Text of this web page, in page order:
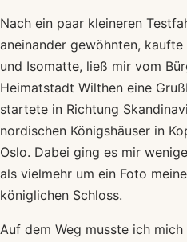
Nach ein paar kleineren
aneinander gewöhnten,
und Isomatte, ließ mir vom
Heimatstadt Wilthen eine
startete in Richtung
nordischen Königshäuser in
Oslo. Dabei ging es mir
als vielmehr um ein Foto
königlichen Schloss.
Auf dem Weg musste ich mich